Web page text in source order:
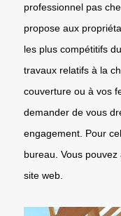
professionnel pas
propose aux
les plus compétitifs
travaux relatifs à la
couverture ou à vos
demander de vous
engagement. Pour
bureau. Vous
site web.